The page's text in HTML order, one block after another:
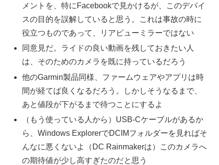
メントを、特にFacebookで見かけるが、このデバイ
スの目的を誤解していると思う。これは事故の時に
役立つものであって、リアビューミラーではない
同意見だ。ライドの良い動画を残しておきたい人
は、そのためのカメラを既に持っているだろう
他のGarmin製品同様、ファームウェアやアプリは時
間が経てば良くなるだろう。しかしそうなるまで、
あと値段が下がるまで待つことにするよ
（もう使っている人から）USB-Cケーブルがあるか
ら、Windows ExplorerでDCIMフォルダーを見ればそ
んなに悪くないよ（DC Rainmakerは）このカメラへ
の期待値が少し高すぎたのだと思う